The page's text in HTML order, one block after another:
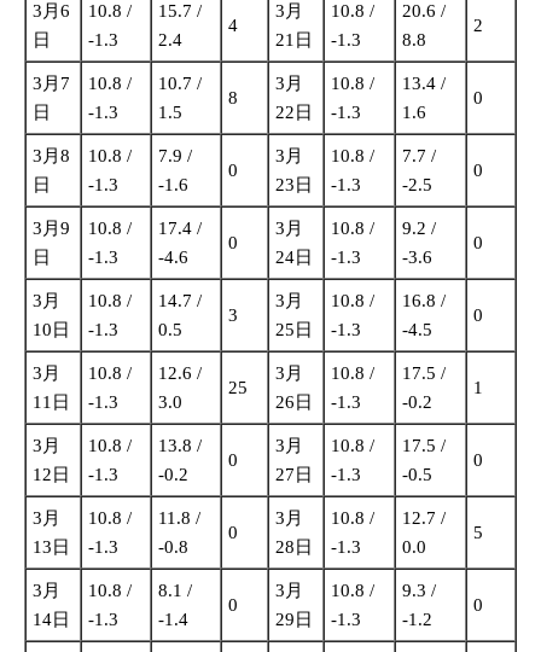
3月6
日
10.8 /
-1.3
15.7 /
2.4
4
3月
21日
10.8 /
-1.3
20.6 /
8.8
2
3月7
日
10.8 /
-1.3
10.7 /
1.5
8
3月
22日
10.8 /
-1.3
13.4 /
1.6
0
3月8
日
10.8 /
-1.3
7.9 /
-1.6
0
3月
23日
10.8 /
-1.3
7.7 /
-2.5
0
3月9
日
10.8 /
-1.3
17.4 /
-4.6
0
3月
24日
10.8 /
-1.3
9.2 /
-3.6
0
3月
10日
10.8 /
-1.3
14.7 /
0.5
3
3月
25日
10.8 /
-1.3
16.8 /
-4.5
0
3月
11日
10.8 /
-1.3
12.6 /
3.0
25
3月
26日
10.8 /
-1.3
17.5 /
-0.2
1
3月
12日
10.8 /
-1.3
13.8 /
-0.2
0
3月
27日
10.8 /
-1.3
17.5 /
-0.5
0
3月
13日
10.8 /
-1.3
11.8 /
-0.8
0
3月
28日
10.8 /
-1.3
12.7 /
0.0
5
3月
14日
10.8 /
-1.3
8.1 /
-1.4
0
3月
29日
10.8 /
-1.3
9.3 /
-1.2
0